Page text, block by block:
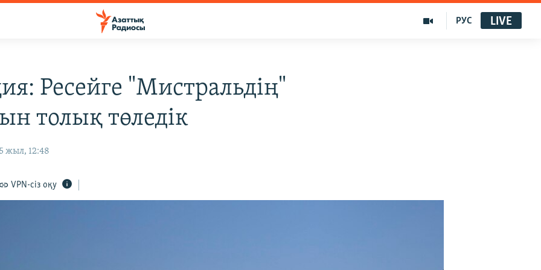
РУС LIVE
Ресейге "Мистральдің"
толық төледік
жыл, 12:48
VPN-сіз оқу